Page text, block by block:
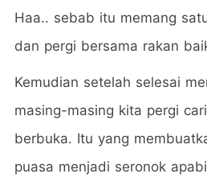
Haa.. sebab itu memang
dan pergi bersama rakan
Kemudian setelah selesai
masing-masing kita pergi
berbuka. Itu yang
puasa menjadi seronok